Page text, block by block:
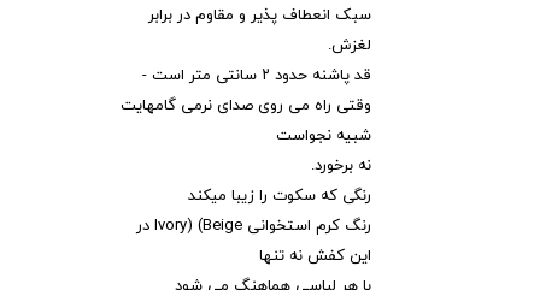
سبک انعطاف پذیر و مقاوم در برابر
لغزش.
قد پاشنه حدود ۲ سانتی متر است -
وقتی راه می روی صدای نرمی گامهایت
شبیه نجواست
نه برخورد.
رنگی که سکوت را زیبا میکند
رنگ کرم استخوانی Ivory) (Beige در
این کفش نه تنها